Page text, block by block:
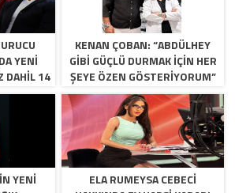
YENI
DAHIL 14
KENAN ÇOBAN: “ABDÜLHEY
GIBI GÜÇLÜ DURMAK İÇIN HER
ŞEYE ÖZEN GÖSTERIYORUM”
YENI
ELA RUMEYSA CEBECI